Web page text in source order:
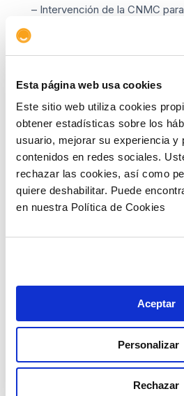
Esta página web usa cookies
Este sitio web utiliza cookies
obtener estadísticas sobre los
usuario, mejorar su experiencia y
contenidos en redes sociales.
rechazar las cookies, así como
quiere deshabilitar. Puede
en nuestra Política de Cookies
Aceptar
Personalizar
Rechazar
– Intervención de la CNMC
– Mayor transparencia y
por parte de Red Eléctrica.
Estos cambios refuerzan la
eléctrico ya no funciona bajo
bajo una gobernanza más
exigente.
Una oportunidad para
Aunque estas variables ya
análisis habitual de las
incorpora a un marco más
El cumplimiento de objetivos
emisiones.
La trazabilidad técnica del